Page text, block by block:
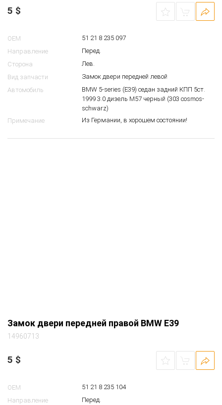
5 $
OEM
51 21 8 235 097
Направление
Перед.
Сторона
Лев.
Вид запчасти
Замок двери передней левой
Автомобиль
BMW 5-series (E39) седан задний КПП 5ст.
1999 3.0 дизель M57 черный (303 cosmos-
schwarz)
Примечание
Из Германии, в хорошем состоянии!
Замок двери передней правой BMW E39
14960713
5 $
OEM
51 21 8 235 104
Направление
Перед.